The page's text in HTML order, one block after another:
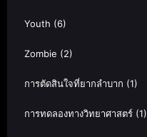
Youth (6)
Zombie (2)
การตัดสินใจที่ยากลำบาก (1)
การทดลองทางวิทยาศาสตร์ (1)